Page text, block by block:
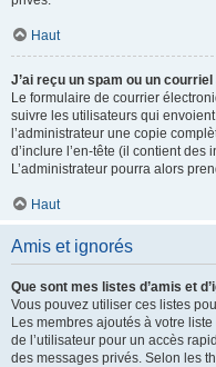
Haut
J’ai reçu un spam ou un
Le formulaire de courrier
suivre les utilisateurs qui
l’administrateur une copie
d’inclure l’en-tête (il contient des
L’administrateur pourra alors
Haut
Amis et ignorés
Que sont mes listes d’amis et
Vous pouvez utiliser ces listes
Les membres ajoutés à votre
de l’utilisateur pour un accès
des messages privés. Selon les